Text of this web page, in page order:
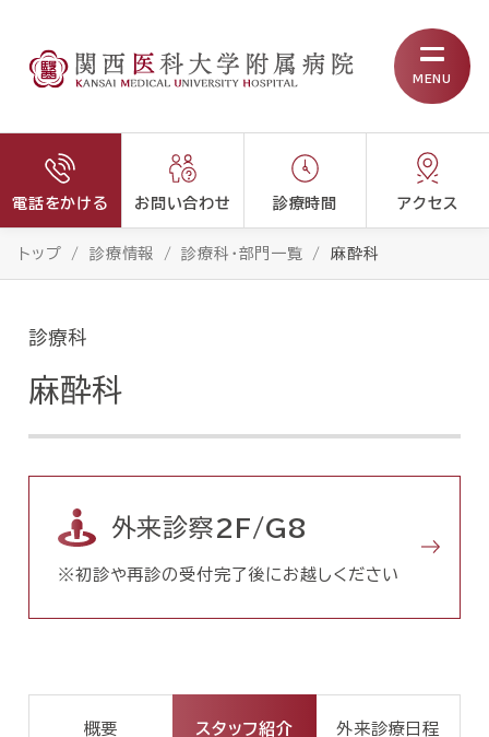
MENU
電話をかける お問い合わせ 診療時間 アクセス
トップ 診療情報 診療科・部門一覧 麻酔科
診療科
麻酔科
外来診察2F/G8
※初診や再診の受付完了後にお越しください
概要 スタッフ紹介 外来診療日程